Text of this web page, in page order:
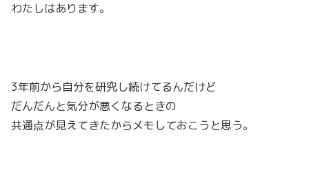
わたしはあります。
3年前から自分を研究し続けてるんだけど
だんだんと気分が悪くなるときの
共通点が見えてきたからメモしておこうと思う。